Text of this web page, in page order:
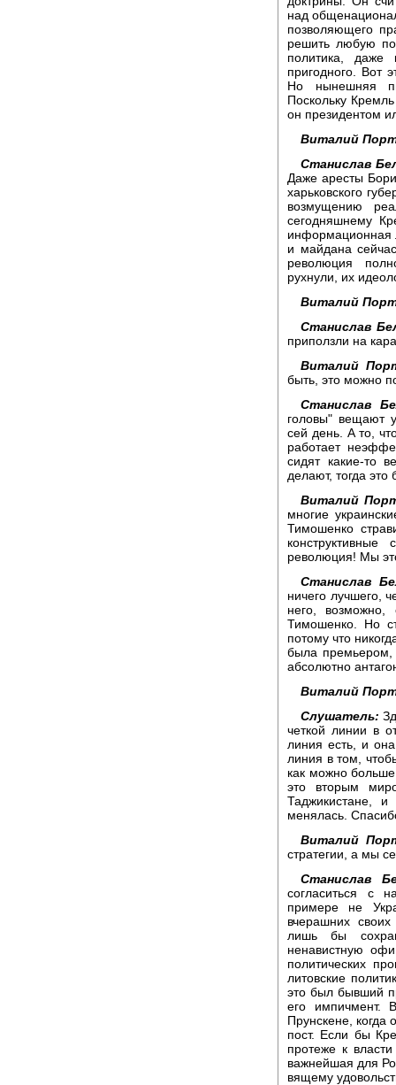
над
позволяющего
решить любую
политика, даже
пригодного. Вот
Но нынешняя
Поскольку
он президентом
Виталий
Станислав
Даже аресты
харьковского
возмущению
сегодняшнему
информационная
и майдана
революция
рухнули, их
Виталий
Станислав
приползли на
Виталий
быть, это можно
Станислав
головы" вещают
сей день. А то,
работает
сидят какие-то
делают, тогда
Виталий
многие
Тимошенко
революция! Мы
Станислав
ничего лучшего,
него,
Тимошенко. Но
потому что
была премьером,
абсолютно
Виталий
Слушатель:
четкой линии в
линия есть, и
линия в том,
как можно больше
это вторым
Таджикистане,
менялась.
Виталий
стратегии, а мы
Станислав
согласиться с
примере не
вчерашних
лишь бы
ненавистную
политических
литовские
это был бывший
его импичмент.
Прунскене, когда
пост. Если бы
протеже к
важнейшая для
вящему